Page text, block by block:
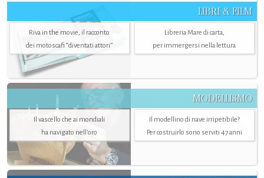
LIBRI & FILM
Riva in the movie, il racconto
dei motoscafi “diventati attori”
Libreria Mare di carta,
per immergersi nella lettura
MODELLISMO
Il vascello che ai mondiali
ha navigato nell’oro
Il modellino di nave irripetibile?
Per costruirlo sono serviti 47 anni